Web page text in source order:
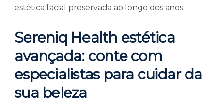
estética facial preservada ao longo dos anos.
Sereniq Health estética
avançada: conte com
especialistas para cuidar da
sua beleza